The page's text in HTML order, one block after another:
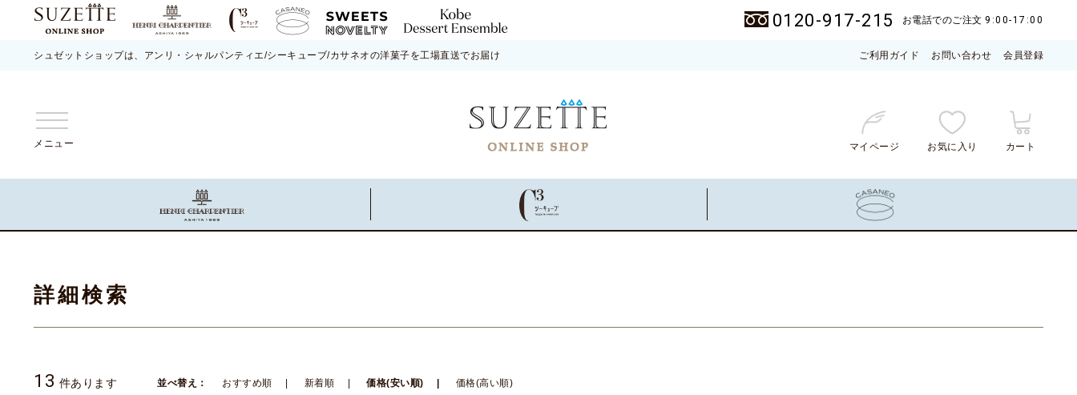
0120-917-215 お電話でのご注文 9:00-17:00
シュゼットショップは、アンリ・シャルパンティエ/シーキューブ/カサネオの洋菓子を工場直送でお届け ご利用ガイド お問い合わせ 会員登録
メニュー マイページ お気に入り カート
詳細検索
13 件あります 並べ替え： おすすめ順 新着順 価格(安い順) 価格(高い順)